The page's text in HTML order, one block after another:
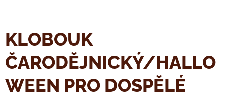
KLOBOUK
ČARODĚJNICKÝ/HALLO
WEEN PRO DOSPĚLÉ